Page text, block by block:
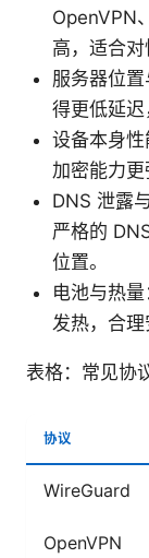
OpenVPN
高，适合对
服务器位
得更低延迟
设备本身
加密能力更
DNS 泄露
严格的
位置。
电池与热
发热，合理
表格：常见协
协议
WireGuard
OpenVPN